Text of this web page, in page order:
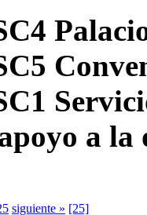
a la
siguiente » [25]